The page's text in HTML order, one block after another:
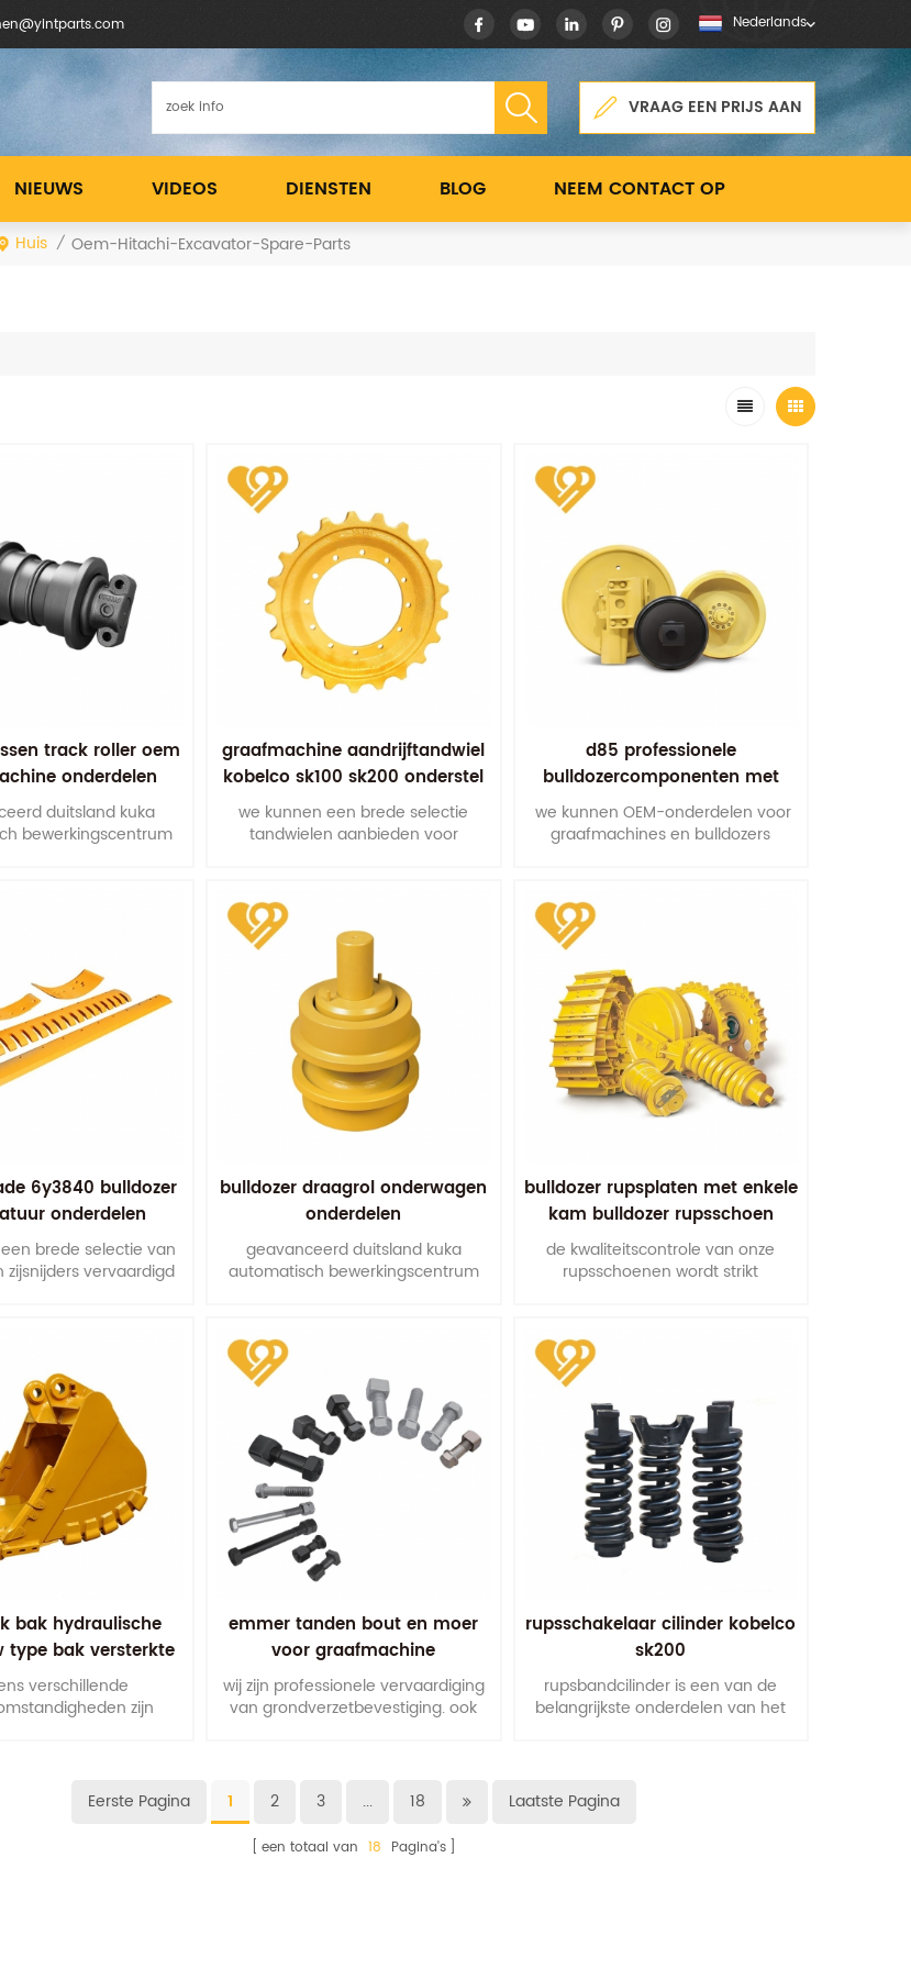
Nederlands
VRAAG EEN PRIJS AAN
NIEUWS VIDEOS DIENSTEN BLOG NEEM CONTACT OP
Huis / Oem-Hitachi-Excavator-Spare-Parts
track roller oem
onderdelen
duitsland kuka
bewerkingscentrum
de levensduur van
graafmachine aandrijftandwiel
kobelco sk100 sk200 onderstel
reserveonderdelen
we kunnen een brede selectie
tandwielen aanbieden voor
d85 professionele
bulldozercomponenten met
voorste loopwiel
we kunnen OEM-onderdelen voor
graafmachines en bulldozers
6y3840 bulldozer
onderdelen
slijtagedelen
brede selectie van
zijsnijders vervaardigd
bulldozer draagrol onderwagen
onderdelen
geavanceerd duitsland kuka
automatisch bewerkingscentrum
maximaliseert de levensduur van
onze draagrollen.
bulldozer rupsplaten met enkele
kam bulldozer rupsschoen
de kwaliteitscontrole van onze
rupsschoenen wordt strikt
bewerkingsprocessen tot de
uiteindelijke verpakking.
bak hydraulische
type bak versterkte
bakken
verschillende
zijn
enz.
emmer tanden bout en moer
voor graafmachine
wij zijn professionele vervaardiging
van grondverzetbevestiging. ook
rupsschakelaar cilinder kobelco
sk200
rupsbandcilinder is een van de
belangrijkste onderdelen van het
Eerste Pagina
1 2 3 ... 18 Laatste Pagina
een totaal van 18 Pagina's